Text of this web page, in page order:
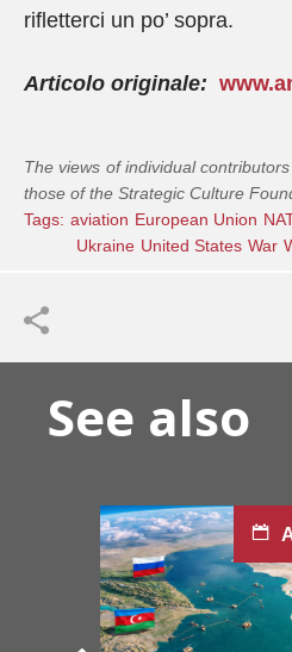
rifletterci un po’ sopra.
Articolo originale:
The views of individual
those of the Strategic Culture
Tags: aviation European Union
Ukraine United States War
See also